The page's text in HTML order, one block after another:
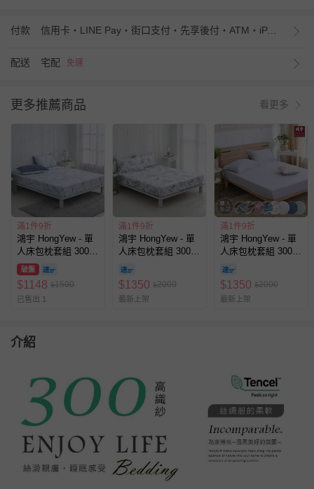
付款 信用卡・LINE Pay・街口支付・先享後付・ATM・iPASS MONEY
配送 宅配 免運
更多推薦商品 看更多
滿1件9折
鴻宇 HongYew - 單
人床包枕套組 300織
美國棉 精梳棉-卡德
爾
破盤
$1148 $1500
已售出 1
滿1件9折
鴻宇 HongYew - 單
人床包枕套組 300織
伊凡亞
$1350 $2000
最新上架
滿1件9折
鴻宇 HongYew - 單
人床包枕套組 300織
任選
$1350 $2000
最新上架
介紹